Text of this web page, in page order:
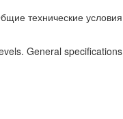
технические условия
General specifications